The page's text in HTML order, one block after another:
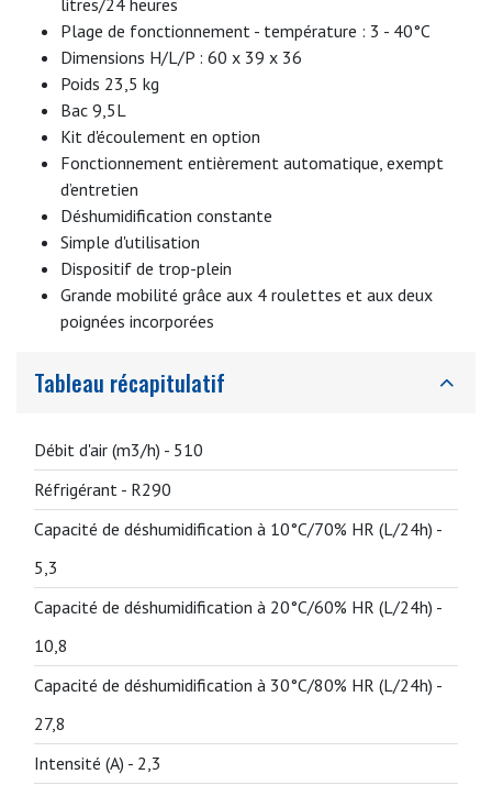
litres/24 heures
Plage de fonctionnement - température : 3 - 40°C
Dimensions H/L/P : 60 x 39 x 36
Poids 23,5 kg
Bac 9,5L
Kit d'écoulement en option
Fonctionnement entièrement automatique, exempt
d’entretien
Déshumidification constante
Simple d'utilisation
Dispositif de trop-plein
Grande mobilité grâce aux 4 roulettes et aux deux
poignées incorporées
Tableau récapitulatif
Débit d'air (m3/h) - 510
Réfrigérant - R290
Capacité de déshumidification à 10°C/70% HR (L/24h) -
5,3
Capacité de déshumidification à 20°C/60% HR (L/24h) -
10,8
Capacité de déshumidification à 30°C/80% HR (L/24h) -
27,8
Intensité (A) - 2,3